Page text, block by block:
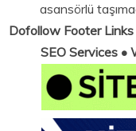
asansörlü
Dofollow Footer Links
SEO Services